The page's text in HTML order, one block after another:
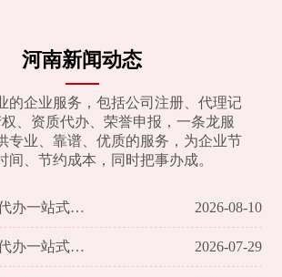
河南新闻动态
的企业服务，包括公司注册、代理记
、资质代办、荣誉申报，一条龙服
专业、靠谱、优质的服务，为企业节
间、节约成本，同时把事办成。
站式服务方案 2026-08-10
站式服务解析 2026-07-29